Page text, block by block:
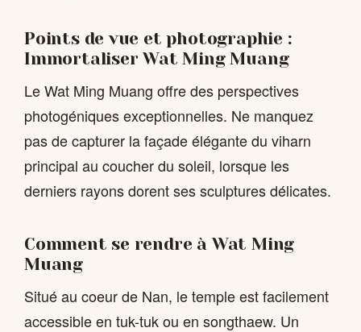
Points de vue et photographie :
Immortaliser Wat Ming Muang
Le Wat Ming Muang offre des perspectives
photogéniques exceptionnelles. Ne manquez
pas de capturer la façade élégante du viharn
principal au coucher du soleil, lorsque les
derniers rayons dorent ses sculptures délicates.
Comment se rendre à Wat Ming
Muang
Situé au coeur de Nan, le temple est facilement
accessible en tuk-tuk ou en songthaew. Un